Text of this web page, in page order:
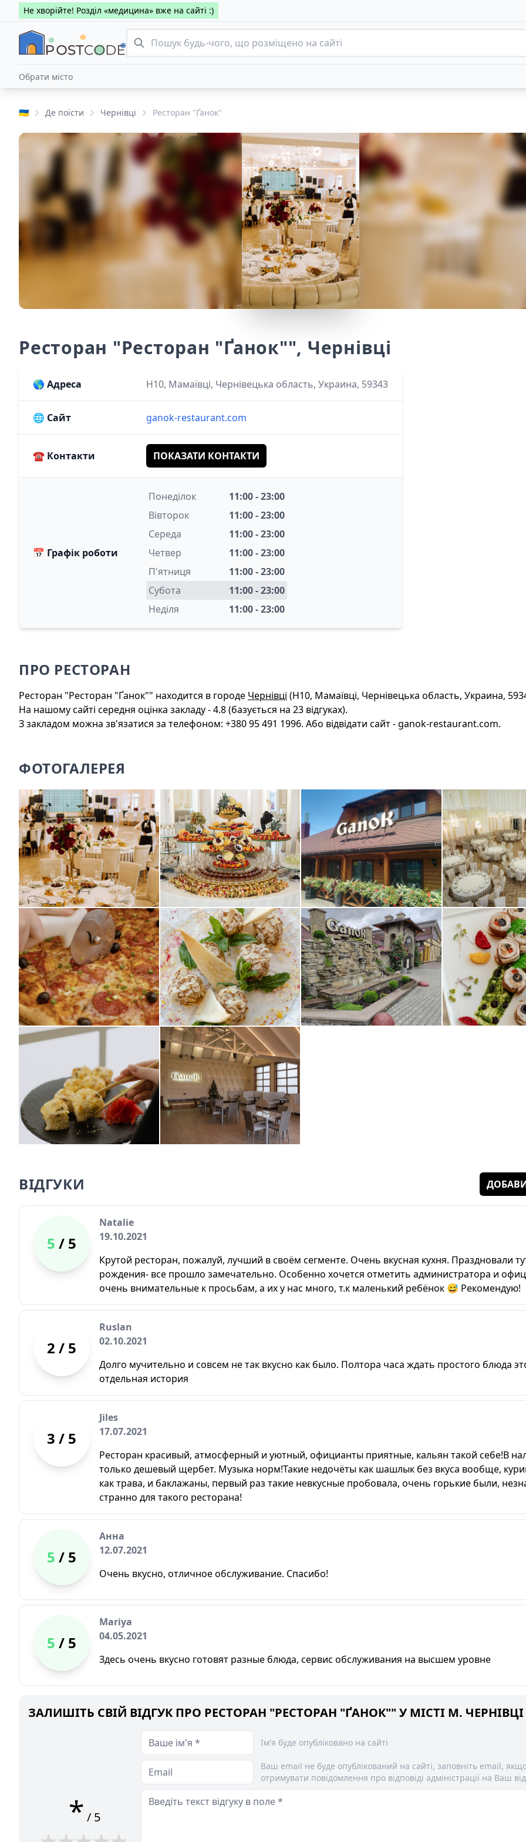
Не хворійте! Розділ «медицина» вже на сайті :)
Обрати місто
🇺🇦 Де поїсти Чернівці Ресторан "Ґанок"
Ресторан "Ресторан "Ґанок"", Чернівці
🌎 Адреса Н10, Мамаївці, Чернівецька область, Украина, 59343
🌐 Сайт ganok-restaurant.com
☎️ Контакти ПОКАЗАТИ КОНТАКТИ
📅 Графік роботи
Понеділок
11:00 - 23:00
Вівторок
11:00 - 23:00
Середа
11:00 - 23:00
Четвер
11:00 - 23:00
П'ятниця
11:00 - 23:00
Субота
11:00 - 23:00
Неділя
11:00 - 23:00
ПРО РЕСТОРАН
Ресторан "Ресторан "Ґанок"" находится в городе Чернівці (Н10, Мамаївці, Чернівецька область, Украина,
На нашому сайті середня оцінка закладу - 4.8 (базується на 23 відгуках).
З закладом можна зв'язатися за телефоном: +380 95 491 1996. Або відвідати сайт - ganok-restaurant.com.
ФОТОГАЛЕРЕЯ
ВІДГУКИ
5 / 5
Natalie
19.10.2021
Крутой ресторан, пожалуй, лучший в своём сегменте. Очень вкусная кухня. Праздновали
рождения- все прошло замечательно. Особенно хочется отметить администратора и
очень внимательные к просьбам, а их у нас много, т.к маленький ребёнок 😅 Рекомендую!
2 / 5
Ruslan
02.10.2021
Долго мучительно и совсем не так вкусно как было. Полтора часа ждать простого блюда
отдельная история
3 / 5
Jiles
17.07.2021
Ресторан красивый, атмосферный и уютный, официанты приятные, кальян такой себе!В
только дешевый щербет. Музыка норм!Такие недочёты как шашлык без вкуса вообще,
как трава, и баклажаны, первый раз такие невкусные пробовала, очень горькие были,
странно для такого ресторана!
5 / 5
Анна
12.07.2021
Очень вкусно, отличное обслуживание. Спасибо!
5 / 5
Mariya
04.05.2021
Здесь очень вкусно готовят разные блюда, сервис обслуживания на высшем уровне
ЗАЛИШІТЬ СВІЙ ВІДГУК ПРО РЕСТОРАН "РЕСТОРАН "ҐАНОК"" У МІСТІ М. ЧЕРНІВЦІ
* / 5
Ім'я буде опубліковано на сайті
Ваш email не буде опублікований на сайті, заповніть email,
отримувати повідомлення про відповіді адміністрації на Ваш